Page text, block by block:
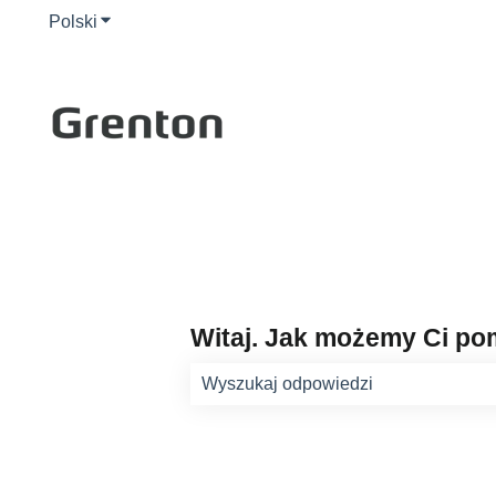
Polski Pokaż podmenu do tłumaczenia
Witaj. Jak możemy Ci